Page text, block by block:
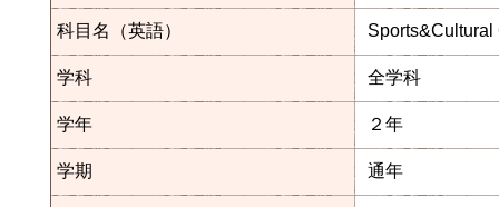
科目名（英語）
学科 全学科
学年 ２年
学期 通年